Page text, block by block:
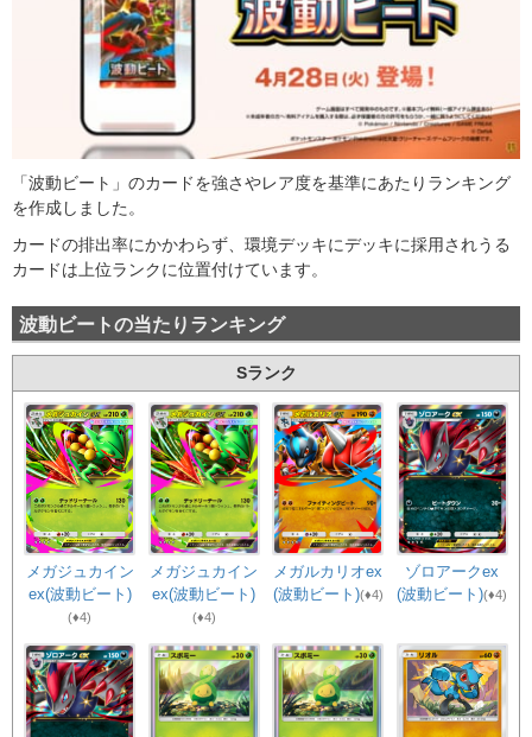
「波動ビート」のカードを強さやレア度を基準にあたりランキング
を作成しました。
カードの排出率にかかわらず、環境デッキにデッキに採用されうる
カードは上位ランクに位置付けています。
波動ビートの当たりランキング
Sランク
メガジュカイン
ex(波動ビート)
(♦4)
メガジュカイン
ex(波動ビート)
(♦4)
メガルカリオex
(波動ビート)(♦4)
ゾロアークex
(波動ビート)(♦4)